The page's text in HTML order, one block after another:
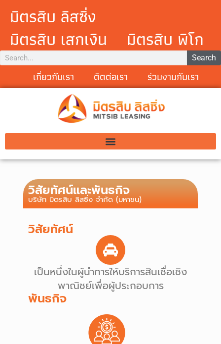
มิตรสิบ ลิสซิ่ง
มิตรสิบ เสกเงิน
มิตรสิบ พิโก
Search
เกี่ยวกับเรา ติตต่อเรา ร่วมงานกับเรา
วิสัยทัศน์และพันธกิจ
บริษัท มิตรสิบ ลิสซิ่ง จำกัด (มหาชน)
วิสัยทัศน์
เป็นหนึ่งในผู้นำการให้บริการสินเชื่อเชิง
พาณิชย์เพื่อผู้ประกอบการ
พันธกิจ